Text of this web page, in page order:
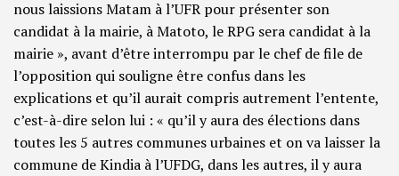
nous laissions Matam à l’UFR pour présenter son
candidat à la mairie, à Matoto, le RPG sera candidat à la
mairie », avant d’être interrompu par le chef de file de
l’opposition qui souligne être confus dans les
explications et qu’il aurait compris autrement l’entente,
c’est-à-dire selon lui : « qu’il y aura des élections dans
toutes les 5 autres communes urbaines et on va laisser la
commune de Kindia à l’UFDG, dans les autres, il y aura